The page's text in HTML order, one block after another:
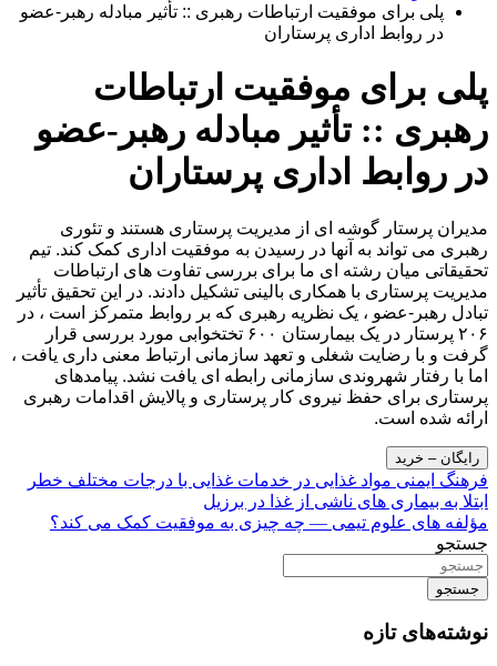
پلی برای موفقیت ارتباطات رهبری :: تأثیر مبادله رهبر-عضو
در روابط اداری پرستاران
پلی برای موفقیت ارتباطات
رهبری :: تأثیر مبادله رهبر-عضو
در روابط اداری پرستاران
مدیران پرستار گوشه ای از مدیریت پرستاری هستند و تئوری
رهبری می تواند به آنها در رسیدن به موفقیت اداری کمک کند. تیم
تحقیقاتی میان رشته ای ما برای بررسی تفاوت های ارتباطات
مدیریت پرستاری با همکاری بالینی تشکیل دادند. در این تحقیق تأثیر
تبادل رهبر-عضو ، یک نظریه رهبری که بر روابط متمرکز است ، در
۲۰۶ پرستار در یک بیمارستان ۶۰۰ تختخوابی مورد بررسی قرار
گرفت و با رضایت شغلی و تعهد سازمانی ارتباط معنی داری یافت ،
اما با رفتار شهروندی سازمانی رابطه ای یافت نشد. پیامدهای
پرستاری برای حفظ نیروی کار پرستاری و پالایش اقدامات رهبری
ارائه شده است.
رایگان – خرید
راهبری
نوشته
فرهنگ ایمنی مواد غذایی در خدمات غذایی با درجات مختلف خطر
ابتلا به بیماری های ناشی از غذا در برزیل
مؤلفه های علوم تیمی — چه چیزی به موفقیت کمک می کند؟
جستجو
جستجو
نوشته‌های تازه